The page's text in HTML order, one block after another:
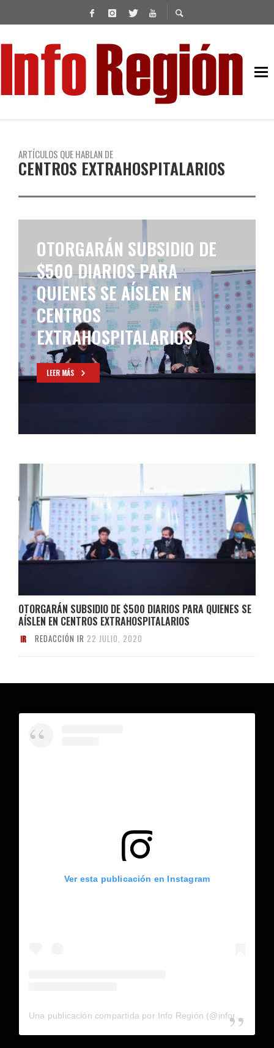
ARTÍCULOS QUE HABLAN DE
CENTROS EXTRAHOSPITALARIOS
OTORGARÁN SUBSIDIO DE
$500 DIARIOS PARA
QUIENES SE AÍSLEN EN
CENTROS
EXTRAHOSPITALARIOS
LEER MÁS
OTORGARÁN SUBSIDIO DE $500 DIARIOS PARA QUIENES SE
AÍSLEN EN CENTROS EXTRAHOSPITALARIOS
REDACCIÓN IR 22 JULIO, 2020
Ver esta publicación en Instagram